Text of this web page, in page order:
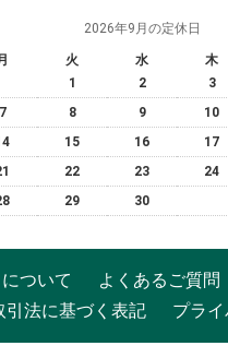
2026年9月の定休日
火 水 木
1
2 3
7 8 9 10
15 16 17
22 23 24
29 30
ついて よくあるご質問
引法に基づく表記
プラ